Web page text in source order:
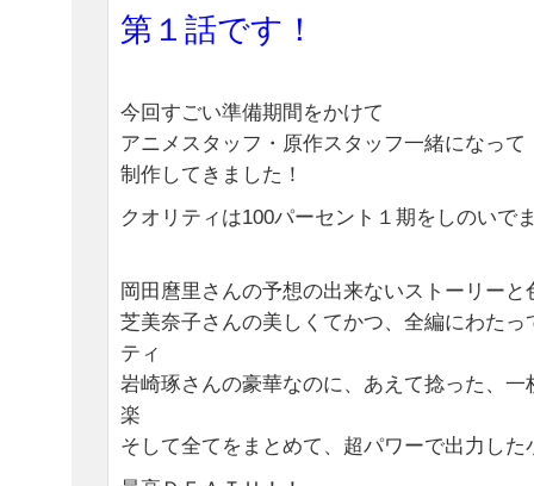
第１話です！
今回すごい準備期間をかけて
アニメスタッフ・原作スタッフ一緒になって
制作してきました！
クオリティは100パーセント１期をしのいで
岡田麿里さんの予想の出来ないストーリーと
芝美奈子さんの美しくてかつ、全編にわたっ
ティ
岩崎琢さんの豪華なのに、あえて捻った、一
楽
そして全てをまとめて、超パワーで出力した